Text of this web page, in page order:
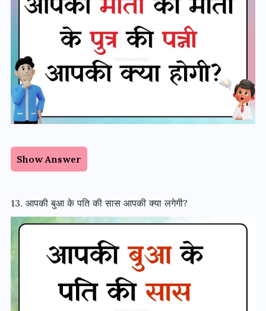
Show Answer
13. आपकी बुआ के पति की सास आपकी क्या लगेगी?